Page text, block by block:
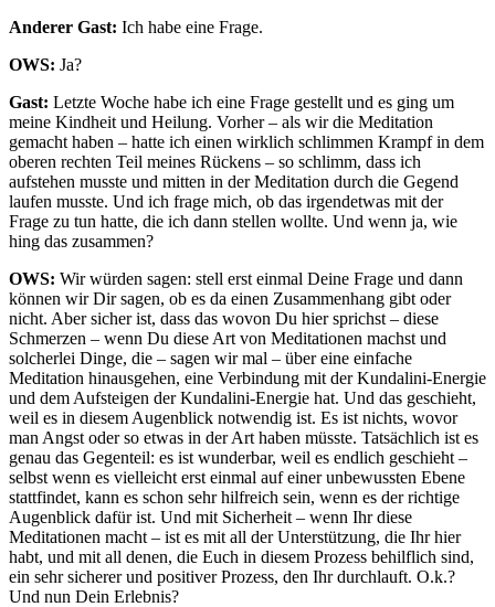
Anderer Gast: Ich habe eine Frage.
OWS: Ja?
Gast: Letzte Woche habe ich eine Frage gestellt und es ging um
meine Kindheit und Heilung. Vorher – als wir die Meditation
gemacht haben – hatte ich einen wirklich schlimmen Krampf in dem
oberen rechten Teil meines Rückens – so schlimm, dass ich
aufstehen musste und mitten in der Meditation durch die Gegend
laufen musste. Und ich frage mich, ob das irgendetwas mit der
Frage zu tun hatte, die ich dann stellen wollte. Und wenn ja, wie
hing das zusammen?
OWS: Wir würden sagen: stell erst einmal Deine Frage und dann
können wir Dir sagen, ob es da einen Zusammenhang gibt oder
nicht. Aber sicher ist, dass das wovon Du hier sprichst – diese
Schmerzen – wenn Du diese Art von Meditationen machst und
solcherlei Dinge, die – sagen wir mal – über eine einfache
Meditation hinausgehen, eine Verbindung mit der Kundalini-Energie
und dem Aufsteigen der Kundalini-Energie hat. Und das geschieht,
weil es in diesem Augenblick notwendig ist. Es ist nichts, wovor
man Angst oder so etwas in der Art haben müsste. Tatsächlich ist es
genau das Gegenteil: es ist wunderbar, weil es endlich geschieht –
selbst wenn es vielleicht erst einmal auf einer unbewussten Ebene
stattfindet, kann es schon sehr hilfreich sein, wenn es der richtige
Augenblick dafür ist. Und mit Sicherheit – wenn Ihr diese
Meditationen macht – ist es mit all der Unterstützung, die Ihr hier
habt, und mit all denen, die Euch in diesem Prozess behilflich sind,
ein sehr sicherer und positiver Prozess, den Ihr durchlauft. O.k.?
Und nun Dein Erlebnis?